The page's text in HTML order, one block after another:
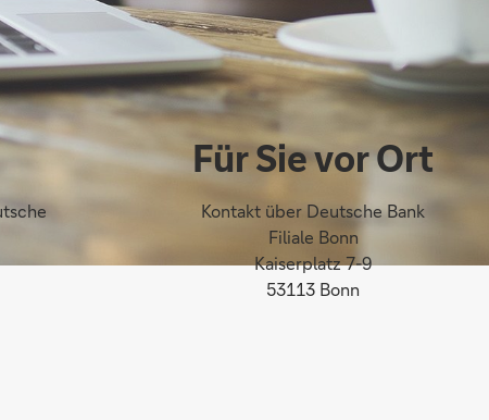
Für Sie vor Ort
Kontakt über Deutsche Bank
Filiale Bonn
Kaiserplatz 7-9
53113 Bonn